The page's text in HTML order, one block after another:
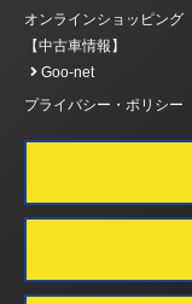
オンラインショッピング
【中古車情報】
Goo-net
プライバシー・ポリシー